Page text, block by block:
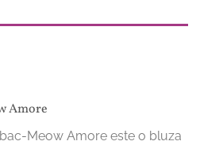
Amore
Meow Amore este o bluza